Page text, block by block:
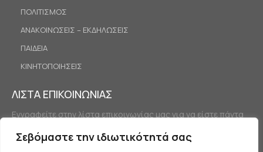
Σεβόμαστε την ιδιωτικότητά σας
ΠΟΛΙΤΙΣΜΟΣ
ΑΝΑΚΟΙΝΩΣΕΙΣ – ΕΚΔΗΛΩΣΕΙΣ
ΠΑΙΔΕΙΑ
ΚΙΝΗΤΟΠΟΙΗΣΕΙΣ
ΛΙΣΤΑ ΕΠΙΚΟΙΝΩΝΙΑΣ
Εγγραφείτε στην λίστα επικοινωνίας μας για να είστε πάντα